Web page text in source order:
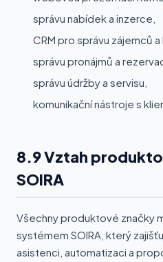
správu nabídek a inzerce,
CRM pro správu zájemců a
správu pronájmů a
správu údržby a servisu,
komunikační nástroje s
8.9 Vztah
SOIRA
Všechny produktové značky
systémem SOIRA, který
asistenci, automatizaci a